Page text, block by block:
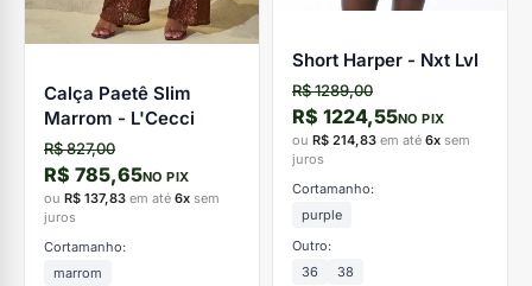
Calça Paetê Slim
Marrom - L'Cecci
R$ 827,00
R$ 785,65NO PIX
ou R$ 137,83 em até 6x sem
juros
Cortamanho:
marrom
Short Harper - Nxt Lvl
R$ 1289,00
R$ 1224,55NO PIX
ou R$ 214,83 em até 6x sem
juros
Cortamanho:
purple
Outro:
36
38